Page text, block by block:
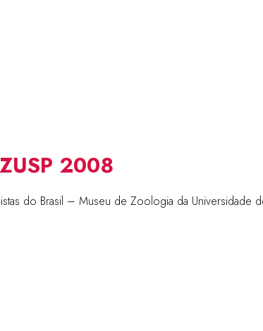
2008
do Brasil – Museu de Zoologia da Universidade